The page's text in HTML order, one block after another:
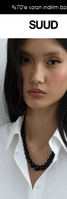
%70'e varan indirim
Üst Giyim Gömlek